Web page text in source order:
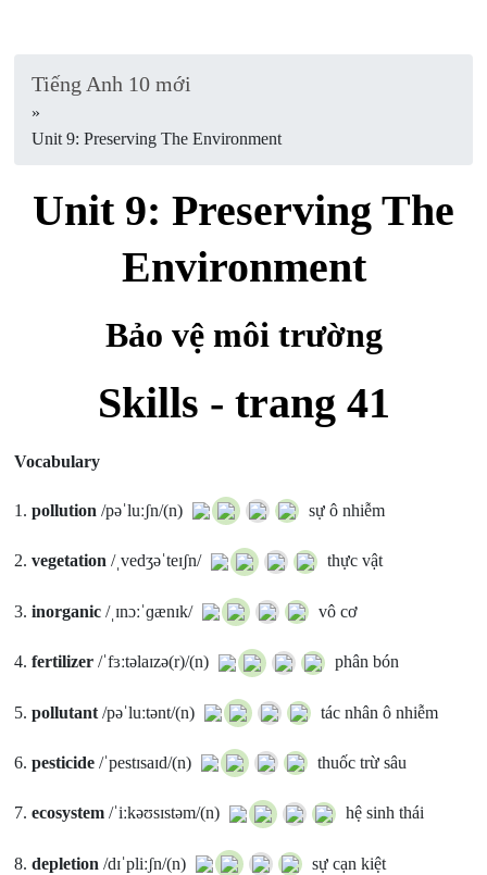
Tiếng Anh 10 mới
»
Unit 9: Preserving The Environment
Unit 9: Preserving The
Environment
Bảo vệ môi trường
Skills - trang 41
Vocabulary
1.pollution /pəˈluːʃn/(n) sự ô nhiễm
2.vegetation /ˌvedʒəˈteɪʃn/ thực vật
3.inorganic /ˌɪnɔːˈɡænɪk/ vô cơ
4.fertilizer /ˈfɜːtəlaɪzə(r)/(n) phân bón
5.pollutant /pəˈluːtənt/(n) tác nhân ô nhiễm
6.pesticide /ˈpestɪsaɪd/(n) thuốc trừ sâu
7.ecosystem /ˈiːkəʊsɪstəm/(n) hệ sinh thái
8.depletion /dɪˈpliːʃn/(n) sự cạn kiệt